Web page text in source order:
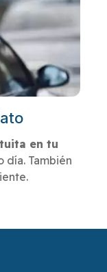
en tu
día. También